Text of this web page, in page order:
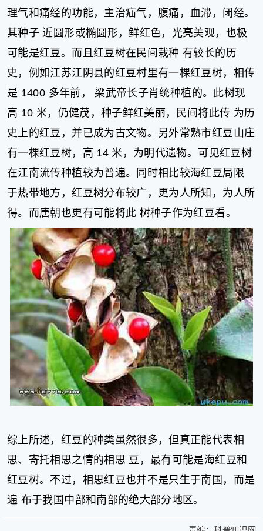
理气和痛经的功能，主治疝气，腹痛，血滞，闭经。
其种子 近圆形或椭圆形，鲜红色，光亮美观，也极
可能是红豆。而且红豆树在民间栽种 有较长的历
史，例如江苏江阴县的红豆村里有一棵红豆树，相传
是 1400 多年前， 梁武帝长子肖统种植的。此树现
高 10 米，仍健茂，种子鲜红美丽，民间将此传 为历
史上的红豆，并已成为古文物。另外常熟市红豆山庄
有一棵红豆树，高 14 米，为明代遗物。可见红豆树
在江南流传种植较为普遍。同时相比较海红豆局限
于热带地方，红豆树分布较广，更为人所知，为人所
得。而唐朝也更有可能将此 树种子作为红豆看。
综上所述，红豆的种类虽然很多，但真正能代表相
思、寄托相思之情的相思 豆，最有可能是海红豆和
红豆树。不过，相思红豆也并不是只生于南国，而是
遍 布于我国中部和南部的绝大部分地区。